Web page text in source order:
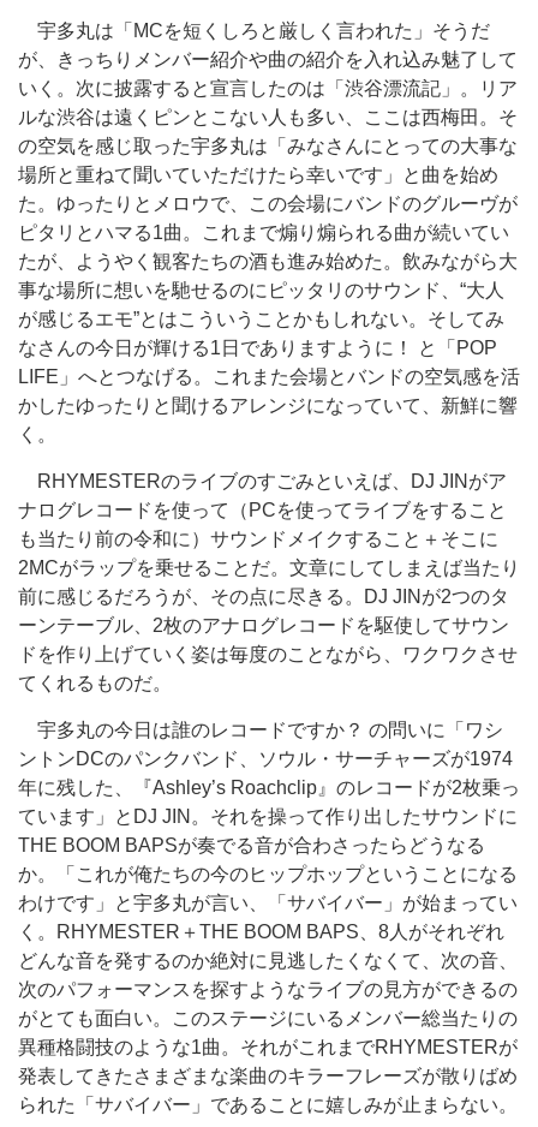
宇多丸は「MCを短くしろと厳しく言われた」そうだ
が、きっちりメンバー紹介や曲の紹介を入れ込み魅了して
いく。次に披露すると宣言したのは「渋谷漂流記」。リア
ルな渋谷は遠くピンとこない人も多い、ここは西梅田。そ
の空気を感じ取った宇多丸は「みなさんにとっての大事な
場所と重ねて聞いていただけたら幸いです」と曲を始め
た。ゆったりとメロウで、この会場にバンドのグルーヴが
ピタリとハマる1曲。これまで煽り煽られる曲が続いてい
たが、ようやく観客たちの酒も進み始めた。飲みながら大
事な場所に想いを馳せるのにピッタリのサウンド、“大人
が感じるエモ”とはこういうことかもしれない。そしてみ
なさんの今日が輝ける1日でありますように！ と「POP
LIFE」へとつなげる。これまた会場とバンドの空気感を活
かしたゆったりと聞けるアレンジになっていて、新鮮に響
く。
RHYMESTERのライブのすごみといえば、DJ JINがア
ナログレコードを使って（PCを使ってライブをすること
も当たり前の令和に）サウンドメイクすること＋そこに
2MCがラップを乗せることだ。文章にしてしまえば当たり
前に感じるだろうが、その点に尽きる。DJ JINが2つのタ
ーンテーブル、2枚のアナログレコードを駆使してサウン
ドを作り上げていく姿は毎度のことながら、ワクワクさせ
てくれるものだ。
宇多丸の今日は誰のレコードですか？ の問いに「ワシ
ントンDCのパンクバンド、ソウル・サーチャーズが1974
年に残した、『Ashley’s Roachclip』のレコードが2枚乗っ
ています」とDJ JIN。それを操って作り出したサウンドに
THE BOOM BAPSが奏でる音が合わさったらどうなる
か。「これが俺たちの今のヒップホップということになる
わけです」と宇多丸が言い、「サバイバー」が始まってい
く。RHYMESTER＋THE BOOM BAPS、8人がそれぞれ
どんな音を発するのか絶対に見逃したくなくて、次の音、
次のパフォーマンスを探すようなライブの見方ができるの
がとても面白い。このステージにいるメンバー総当たりの
異種格闘技のような1曲。それがこれまでRHYMESTERが
発表してきたさまざまな楽曲のキラーフレーズが散りばめ
られた「サバイバー」であることに嬉しみが止まらない。